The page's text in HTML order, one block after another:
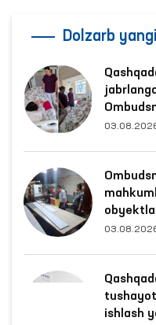
Dolzarb
ishlash